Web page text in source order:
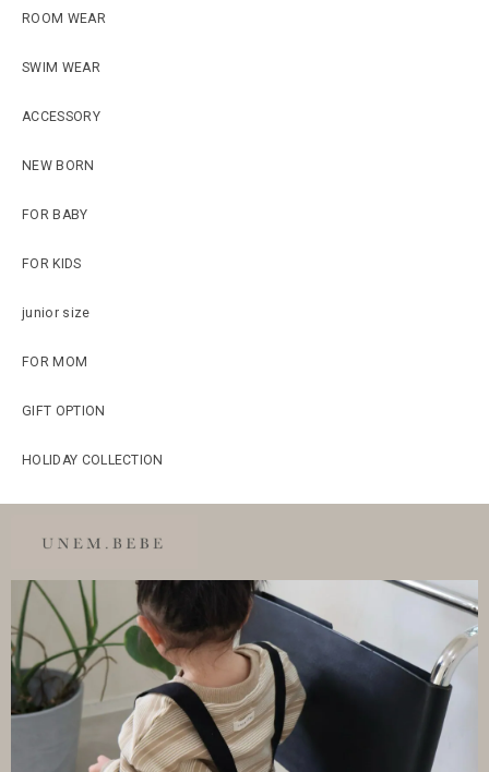
ROOM WEAR
SWIM WEAR
ACCESSORY
NEW BORN
FOR BABY
FOR KIDS
junior size
FOR MOM
GIFT OPTION
HOLIDAY COLLECTION